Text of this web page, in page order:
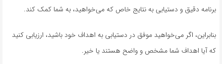
برنامه دقیق و دستیابی به نتایج خاص که می‌خواهید، به شما کمک کند.
بنابراین، اگر می‌خواهید موفق در دستیابی به اهداف خود باشید، ارزیابی کنید
که آیا اهداف شما مشخص و واضح هستند یا خیر.